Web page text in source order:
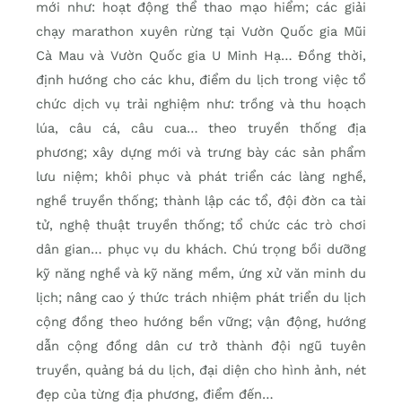
mới như: hoạt động thể thao mạo hiểm; các giải
chạy marathon xuyên rừng tại Vườn Quốc gia Mũi
Cà Mau và Vườn Quốc gia U Minh Hạ… Ðồng thời,
định hướng cho các khu, điểm du lịch trong việc tổ
chức dịch vụ trải nghiệm như: trồng và thu hoạch
lúa, câu cá, câu cua… theo truyền thống địa
phương; xây dựng mới và trưng bày các sản phẩm
lưu niệm; khôi phục và phát triển các làng nghề,
nghề truyền thống; thành lập các tổ, đội đờn ca tài
tử, nghệ thuật truyền thống; tổ chức các trò chơi
dân gian… phục vụ du khách. Chú trọng bồi dưỡng
kỹ năng nghề và kỹ năng mềm, ứng xử văn minh du
lịch; nâng cao ý thức trách nhiệm phát triển du lịch
cộng đồng theo hướng bền vững; vận động, hướng
dẫn cộng đồng dân cư trở thành đội ngũ tuyên
truyền, quảng bá du lịch, đại diện cho hình ảnh, nét
đẹp của từng địa phương, điểm đến…